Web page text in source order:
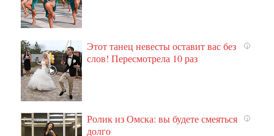
i
Этот танец невесты оставит вас без
слов! Пересмотрела 10 раз
i
Ролик из Омска: вы будете смеяться
долго